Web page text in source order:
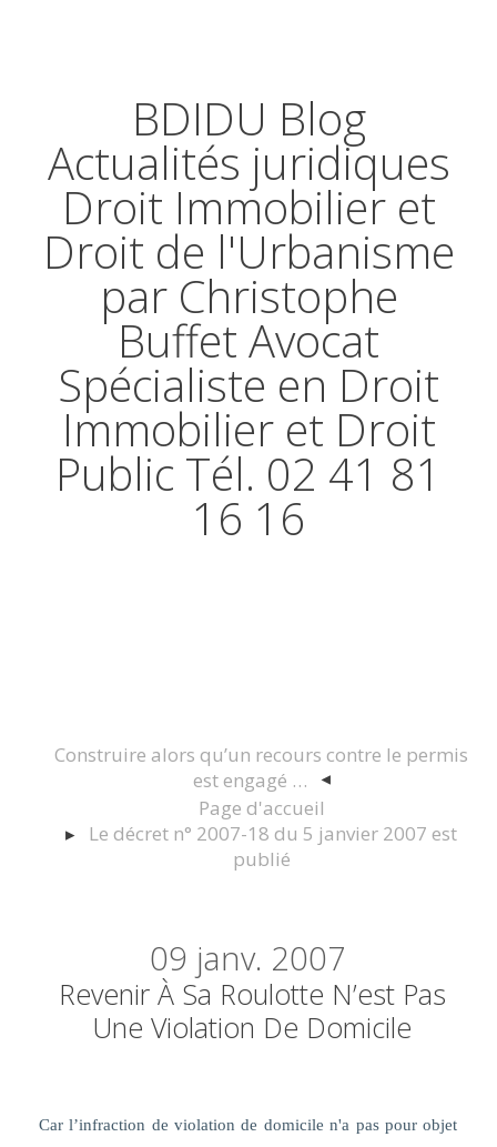
BDIDU Blog
Actualités juridiques
Droit Immobilier et
Droit de l'Urbanisme
par Christophe
Buffet Avocat
Spécialiste en Droit
Immobilier et Droit
Public Tél. 02 41 81
16 16
Construire alors qu’un recours contre le permis
est engagé …
Page d'accueil
Le décret n° 2007-18 du 5 janvier 2007 est
publié
09 janv. 2007
Revenir À Sa Roulotte N’est Pas
Une Violation De Domicile
Car l’infraction de violation de domicile n'a pas pour objet